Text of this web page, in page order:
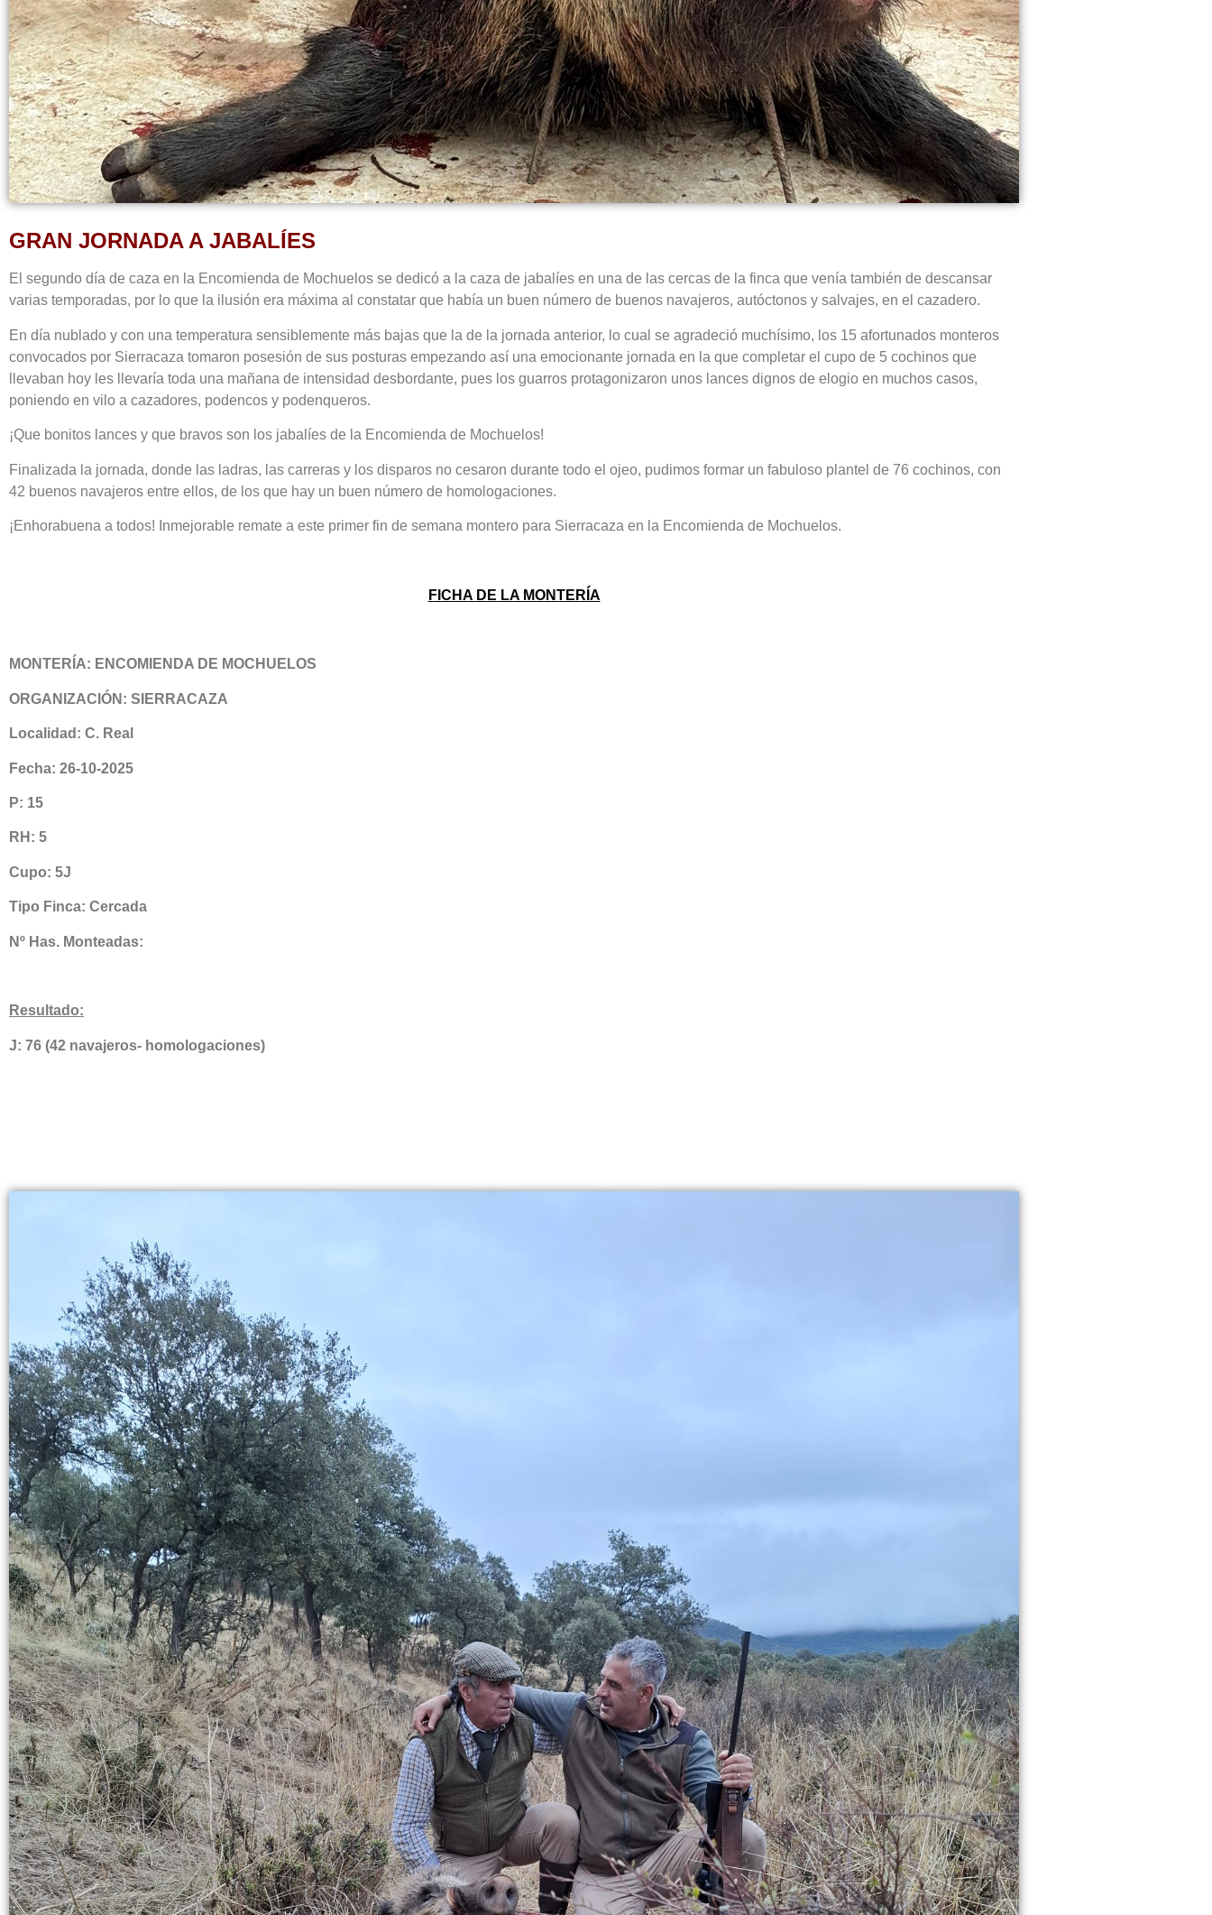
GRAN JORNADA A JABALÍES
El segundo día de caza en la Encomienda de Mochuelos se dedicó a la caza de jabalíes en una de las cercas de la finca que venía también de descansar
varias temporadas, por lo que la ilusión era máxima al constatar que había un buen número de buenos navajeros, autóctonos y salvajes, en el cazadero.
En día nublado y con una temperatura sensiblemente más bajas que la de la jornada anterior, lo cual se agradeció muchísimo, los 15 afortunados monteros
convocados por Sierracaza tomaron posesión de sus posturas empezando así una emocionante jornada en la que completar el cupo de 5 cochinos que
llevaban hoy les llevaría toda una mañana de intensidad desbordante, pues los guarros protagonizaron unos lances dignos de elogio en muchos casos,
poniendo en vilo a cazadores, podencos y podenqueros.
¡Que bonitos lances y que bravos son los jabalíes de la Encomienda de Mochuelos!
Finalizada la jornada, donde las ladras, las carreras y los disparos no cesaron durante todo el ojeo, pudimos formar un fabuloso plantel de 76 cochinos, con
42 buenos navajeros entre ellos, de los que hay un buen número de homologaciones.
¡Enhorabuena a todos! Inmejorable remate a este primer fin de semana montero para Sierracaza en la Encomienda de Mochuelos.
FICHA DE LA MONTERÍA
MONTERÍA: ENCOMIENDA DE MOCHUELOS
ORGANIZACIÓN: SIERRACAZA
Localidad: C. Real
Fecha: 26-10-2025
P: 15
RH: 5
Cupo: 5J
Tipo Finca: Cercada
Nº Has. Monteadas:
Resultado:
J: 76 (42 navajeros- homologaciones)